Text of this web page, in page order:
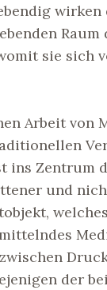
sie sich
Arbeit von
ins Zentrum
und
der